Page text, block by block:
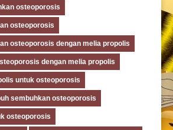
osteoporosis
osteoporosis
osteoporosis dengan melia propolis
dengan melia propolis
untuk osteoporosis
sembuhkan osteoporosis
osteoporosis